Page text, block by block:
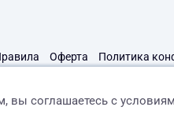
Оферта Политика
вы соглашаетесь с